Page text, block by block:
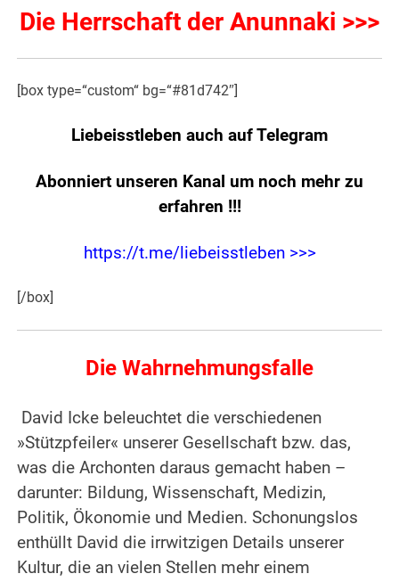
Die Herrschaft der Anunnaki >>>
[box type=“custom“ bg=“#81d742″]
Liebeisstleben auch auf Telegram
Abonniert unseren Kanal um noch mehr zu
erfahren !!!
https://t.me/liebeisstleben >>>
[/box]
Die Wahrnehmungsfalle
David Icke beleuchtet die verschiedenen
»Stützpfeiler« unserer Gesellschaft bzw. das,
was die Archonten daraus gemacht haben –
darunter: Bildung, Wissenschaft, Medizin,
Politik, Ökonomie und Medien. Schonungslos
enthüllt David die irrwitzigen Details unserer
Kultur, die an vielen Stellen mehr einem